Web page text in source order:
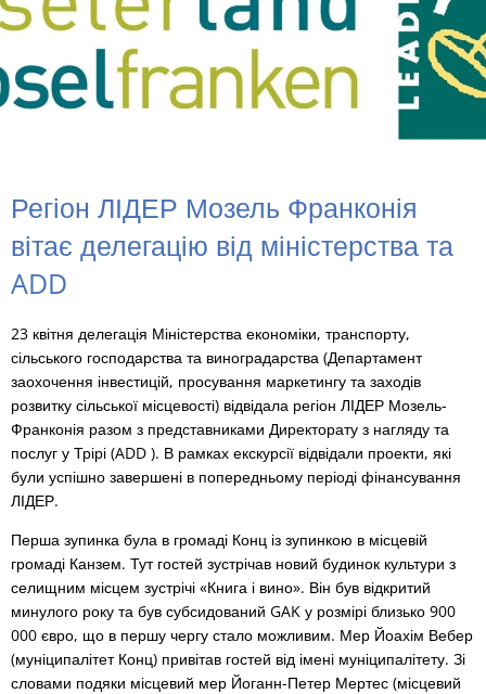
Регіон ЛІДЕР Мозель Франконія
вітає делегацію від міністерства та
ADD
23 квітня делегація Міністерства економіки, транспорту,
сільського господарства та виноградарства (Департамент
заохочення інвестицій, просування маркетингу та заходів
розвитку сільської місцевості) відвідала регіон ЛІДЕР Мозель-
Франконія разом з представниками Директорату з нагляду та
послуг у Трірі (ADD ). В рамках екскурсії відвідали проекти, які
були успішно завершені в попередньому періоді фінансування
ЛІДЕР.
Перша зупинка була в громаді Конц із зупинкою в місцевій
громаді Канзем. Тут гостей зустрічав новий будинок культури з
селищним місцем зустрічі «Книга і вино». Він був відкритий
минулого року та був субсидований GAK у розмірі близько 900
000 євро, що в першу чергу стало можливим. Мер Йоахім Вебер
(муніципалітет Конц) привітав гостей від імені муніципалітету. Зі
словами подяки місцевий мер Йоганн-Петер Мертес (місцевий